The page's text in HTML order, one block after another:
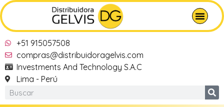
+51 915057508
compras@distribuidoragelvis.com
Investments And Technology S.A.C
Lima - Perú